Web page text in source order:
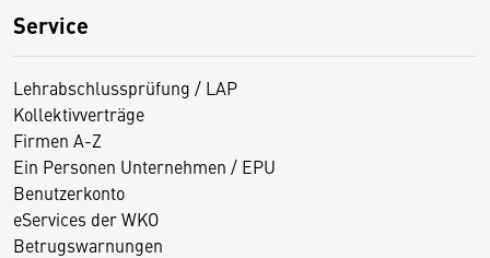
Service
Lehrabschlussprüfung / LAP
Kollektivverträge
Firmen A-Z
Ein Personen Unternehmen / EPU
Benutzerkonto
eServices der WKO
Betrugswarnungen